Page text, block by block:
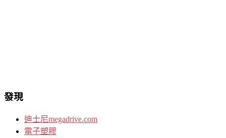
發現
迪士尼megadrive.com
電子塑膠